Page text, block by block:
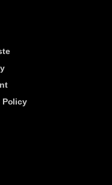
Policy